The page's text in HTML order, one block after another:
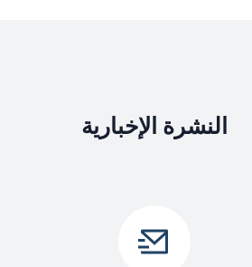
النشرة الإخبارية